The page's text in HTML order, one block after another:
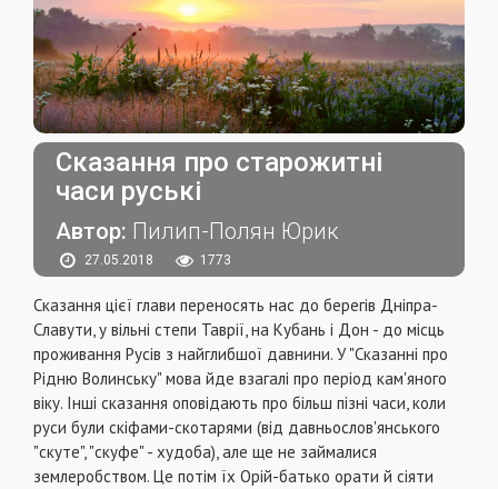
Сказання про старожитні
часи руські
Автор: Пилип-Полян Юрик
27.05.2018 1773
Сказання цієї глави переносять нас до берегів Дніпра-
Славути, у вільні степи Таврії, на Кубань і Дон - до місць
проживання Русів з найглибшої давнини. У "Сказанні про
Рідню Волинську" мова йде взагалі про період кам'яного
віку. Інші сказання оповідають про більш пізні часи, коли
руси були скіфами-скотарями (від давньослов'янського
"скуте", "скуфе" - худоба), але ще не займалися
землеробством. Це потім їх Орій-батько орати й сіяти